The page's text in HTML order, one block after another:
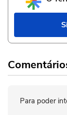
Para poder